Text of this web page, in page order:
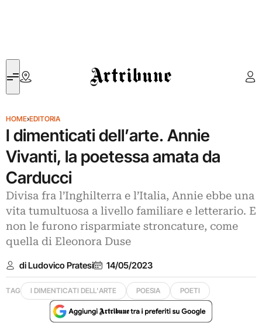
Artribune
HOME›EDITORIA
I dimenticati dell’arte. Annie
Vivanti, la poetessa amata da
Carducci
Divisa fra l’Inghilterra e l’Italia, Annie ebbe una
vita tumultuosa a livello familiare e letterario. E
non le furono risparmiate stroncature, come
quella di Eleonora Duse
di Ludovico Pratesi 14/05/2023
TAG I DIMENTICATI DELL'ARTE POESIA POETI